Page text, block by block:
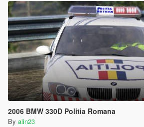
2006 BMW 330D Politia Romana
By alin23